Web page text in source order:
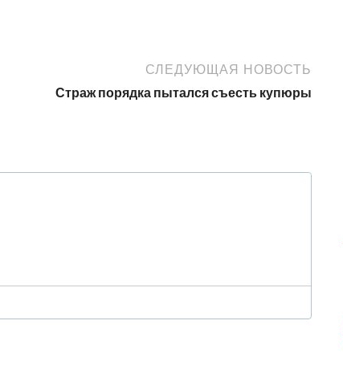
СЛЕДУЮЩАЯ НОВОСТЬ
Страж порядка пытался съесть купюры